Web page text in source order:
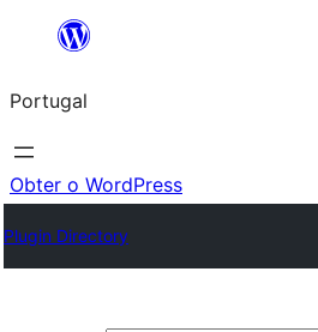
Saltar
o
conteúdo
Portugal
Obter o WordPress
Plugin Directory